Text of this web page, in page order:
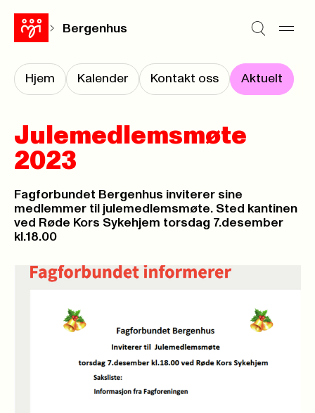
Bergenhus
Hjem Kalender Kontakt oss Aktuelt
Julemedlemsmøte
2023
Fagforbundet Bergenhus inviterer sine
medlemmer til julemedlemsmøte. Sted kantinen
ved Røde Kors Sykehjem torsdag 7.desember
kl.18.00